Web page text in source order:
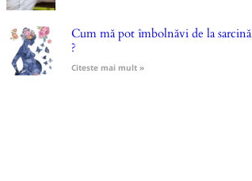
Cum mă pot îmbolnăvi de la sarcină
?
Citeste mai mult »